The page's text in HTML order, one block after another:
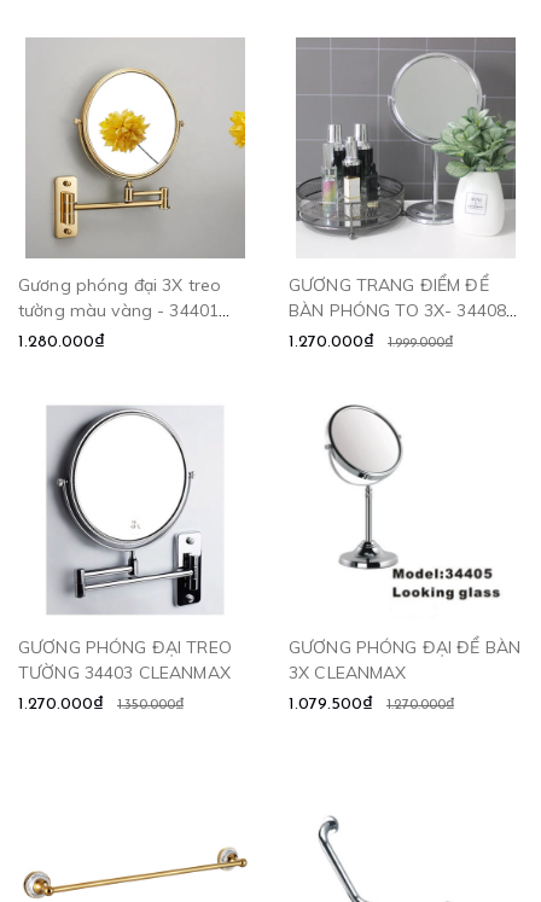
Gương phóng đại 3X treo
tường màu vàng - 34401
CLEANMAX
1.280.000₫
GƯƠNG TRANG ĐIỂM ĐỂ
BÀN PHÓNG TO 3X- 34408
CLEANMAX
1.270.000₫ 1.999.000₫
GƯƠNG PHÓNG ĐẠI TREO
TƯỜNG 34403 CLEANMAX
1.270.000₫ 1.350.000₫
GƯƠNG PHÓNG ĐẠI ĐỂ BÀN
3X CLEANMAX
1.079.500₫ 1.270.000₫